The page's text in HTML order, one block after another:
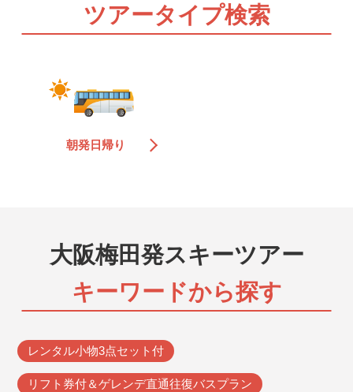
交通手段はお客様おまかせ！オリオンツアー独自仕入れ
のリフト券＆スキー場のお得なチケットがセットになっ
マイカー（宿泊）
交通手段はお客様おまかせ！オリオンツアー独自仕入れ
のリフト券＆スキー場のお得なチケットがセットになっ
バス＆リフト券（宿泊）
アー独自仕入れのリフト券が付いています。帰りの日程
も選べるので自由な旅行が楽しめます。
ツアータイプ検索
朝発日帰り
大阪梅田発スキーツアー
キーワードから探す
レンタル小物3点セット付
リフト券付＆ゲレンデ直通往復バスプラン